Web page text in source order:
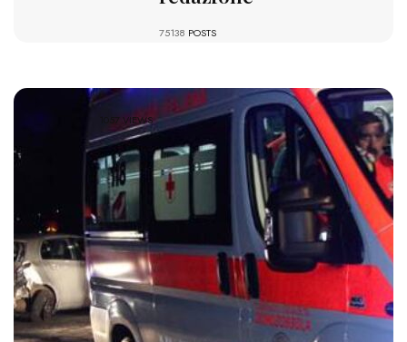
75138 POSTS
1057 VIEWS